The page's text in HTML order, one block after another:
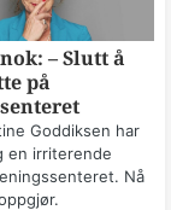
– Slutt å
på
Goddiksen har
en irriterende
Nå